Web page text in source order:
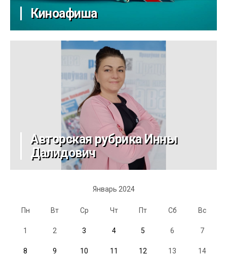
Киноафиша
Авторская рубрика Инны
Далидович
Январь 2024
Пн Вт Ср Чт Пт Сб Вс
1 2 3 4 5 6 7
8 9 10 11 12 13 14